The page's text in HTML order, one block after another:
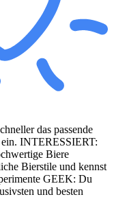
das passende
INTERESSIERT:
Biere
Bierstile und kennst
GEEK: Du
und besten